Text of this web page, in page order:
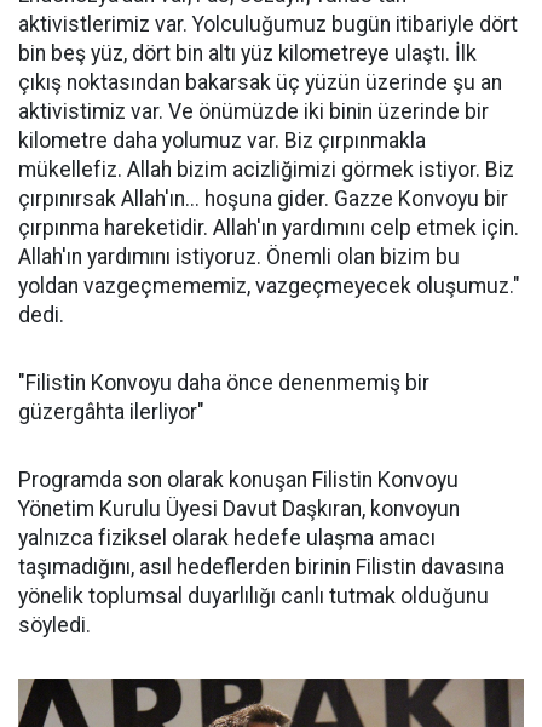
aktivistlerimiz var. Yolculuğumuz bugün itibariyle dört
bin beş yüz, dört bin altı yüz kilometreye ulaştı. İlk
çıkış noktasından bakarsak üç yüzün üzerinde şu an
aktivistimiz var. Ve önümüzde iki binin üzerinde bir
kilometre daha yolumuz var. Biz çırpınmakla
mükellefiz. Allah bizim acizliğimizi görmek istiyor. Biz
çırpınırsak Allah'ın... hoşuna gider. Gazze Konvoyu bir
çırpınma hareketidir. Allah'ın yardımını celp etmek için.
Allah'ın yardımını istiyoruz. Önemli olan bizim bu
yoldan vazgeçmememiz, vazgeçmeyecek oluşumuz."
dedi.
"Filistin Konvoyu daha önce denenmemiş bir
güzergâhta ilerliyor"
Programda son olarak konuşan Filistin Konvoyu
Yönetim Kurulu Üyesi Davut Daşkıran, konvoyun
yalnızca fiziksel olarak hedefe ulaşma amacı
taşımadığını, asıl hedeflerden birinin Filistin davasına
yönelik toplumsal duyarlılığı canlı tutmak olduğunu
söyledi.